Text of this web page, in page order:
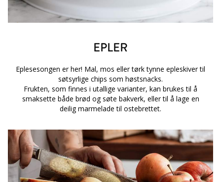
EPLER
Eplesesongen er her! Mal, mos eller tørk tynne epleskiver til
søtsyrlige chips som høstsnacks.
Frukten, som finnes i utallige varianter, kan brukes til å
smaksette både brød og søte bakverk, eller til å lage en
deilig marmelade til ostebrettet.